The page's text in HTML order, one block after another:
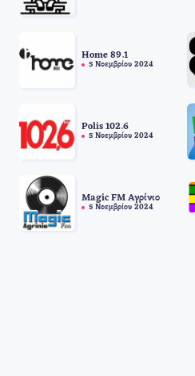
Home 89.1
5 Νοεμβρίου 2024
Polis 102.6
5 Νοεμβρίου 2024
Magic FM Αγρίνιο
5 Νοεμβρίου 2024